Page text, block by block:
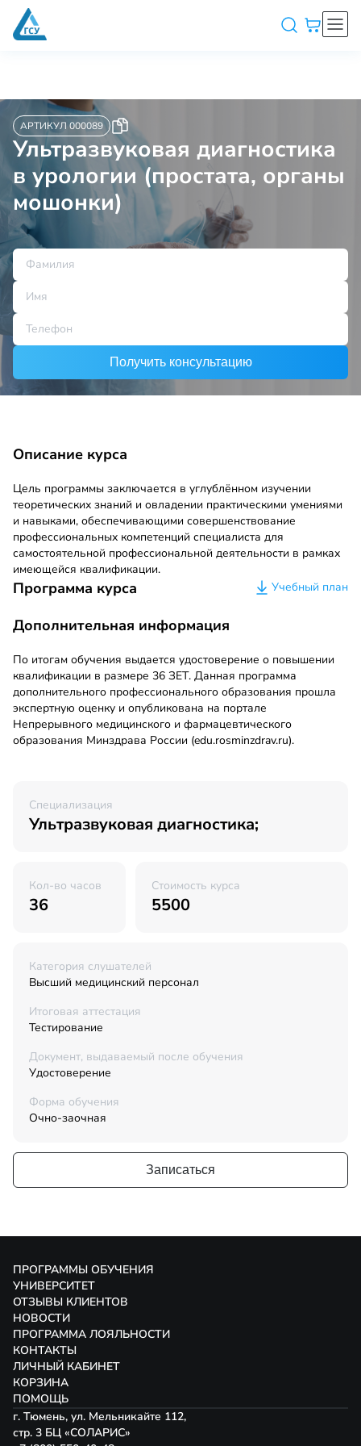
АРТИКУЛ 000089
Ультразвуковая диагностика
в урологии (простата, органы
мошонки)
Получить консультацию
Описание курса
Цель программы заключается в углублённом изучении
теоретических знаний и овладении практическими умениями
и навыками, обеспечивающими совершенствование
профессиональных компетенций специалиста для
самостоятельной профессиональной деятельности в рамках
имеющейся квалификации.
Программа курса Учебный план
Дополнительная информация
По итогам обучения выдается удостоверение о повышении
квалификации в размере 36 ЗЕТ. Данная программа
дополнительного профессионального образования прошла
экспертную оценку и опубликована на портале
Непрерывного медицинского и фармацевтического
образования Минздрава России (edu.rosminzdrav.ru).
Специализация
Ультразвуковая диагностика;
Кол-во часов
36
Стоимость курса
5500
Категория слушателей
Высший медицинский персонал
Итоговая аттестация
Тестирование
Документ, выдаваемый после обучения
Удостоверение
Форма обучения
Очно-заочная
Записаться
ПРОГРАММЫ ОБУЧЕНИЯ
УНИВЕРСИТЕТ
ОТЗЫВЫ КЛИЕНТОВ
НОВОСТИ
ПРОГРАММА ЛОЯЛЬНОСТИ
КОНТАКТЫ
ЛИЧНЫЙ КАБИНЕТ
КОРЗИНА
ПОМОЩЬ
г. Тюмень, ул. Мельникайте 112,
стр. 3 БЦ «СОЛАРИС»